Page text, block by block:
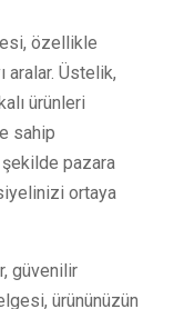
özellikle
aralar. Üstelik,
ürünleri
sahip
pazara
ortaya
güvenilir
ürününüzün